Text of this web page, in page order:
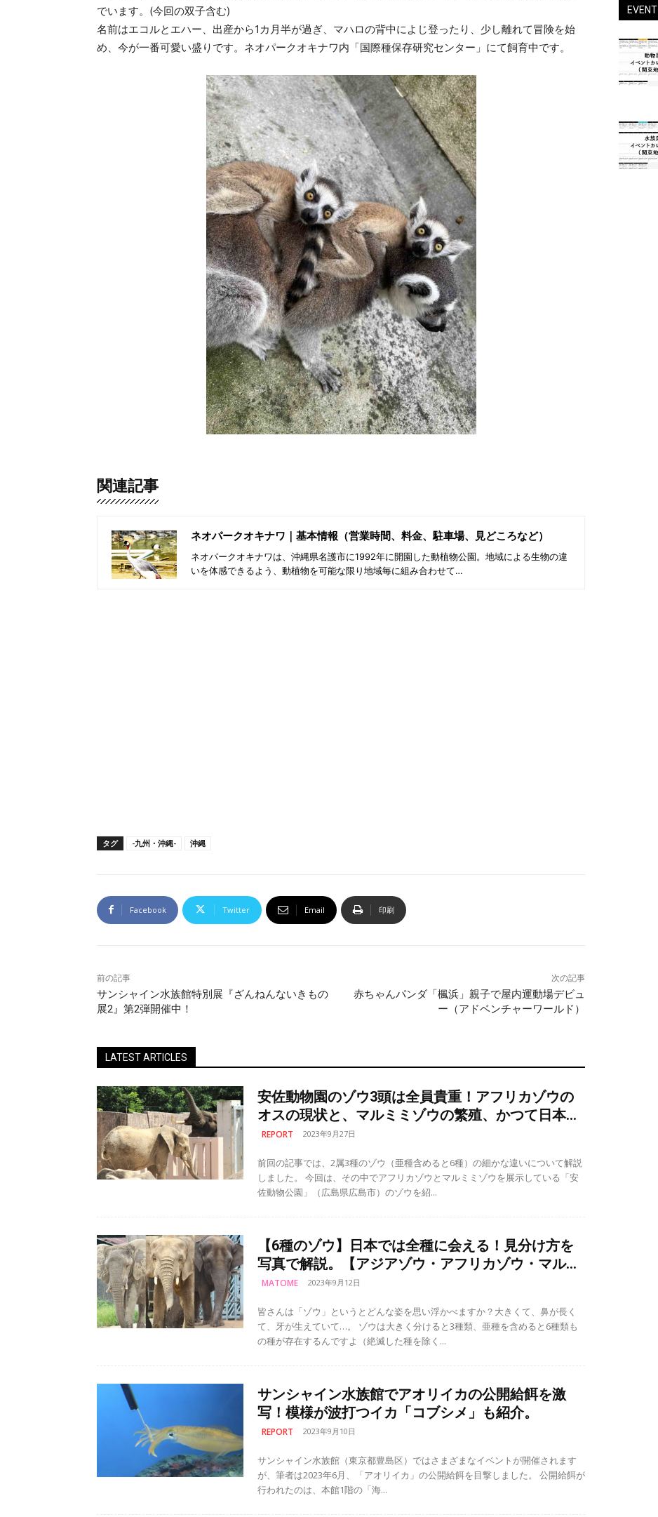
でいます。(今回の双子含む)
名前はエコルとエハー、出産から1カ月半が過ぎ、マハロの背中によじ登ったり、少し離れて冒険を始
め、今が一番可愛い盛りです。ネオパークオキナワ内「国際種保存研究センター」にて飼育中です。
関連記事
ネオパークオキナワ｜基本情報（営業時間、料金、駐車場、見どころなど）
ネオパークオキナワは、沖縄県名護市に1992年に開園した動植物公園。地域による生物の違
いを体感できるよう、動植物を可能な限り地域毎に組み合わせて…
タグ -九州・沖縄- 沖縄
Facebook Twitter Email 印刷
前の記事
サンシャイン水族館特別展『ざんねんないきもの
展2』第2弾開催中！
次の記事
赤ちゃんパンダ「楓浜」親子で屋内運動場デビュ
ー（アドベンチャーワールド）
LATEST ARTICLES
安佐動物園のゾウ3頭は全員貴重！アフリカゾウの
オスの現状と、マルミミゾウの繁殖、かつて日本...
REPORT 2023年9月27日
前回の記事では、2属3種のゾウ（亜種含めると6種）の細かな違いについて解説
しました。 今回は、その中でアフリカゾウとマルミミゾウを展示している「安
佐動物公園」（広島県広島市）のゾウを紹...
【6種のゾウ】日本では全種に会える！見分け方を
写真で解説。【アジアゾウ・アフリカゾウ・マル...
MATOME 2023年9月12日
皆さんは「ゾウ」というとどんな姿を思い浮かべますか？大きくて、鼻が長く
て、牙が生えていて…。 ゾウは大きく分けると3種類、亜種を含めると6種類も
の種が存在するんですよ（絶滅した種を除く...
サンシャイン水族館でアオリイカの公開給餌を激
写！模様が波打つイカ「コブシメ」も紹介。
REPORT 2023年9月10日
サンシャイン水族館（東京都豊島区）ではさまざまなイベントが開催されます
が、筆者は2023年6月、「アオリイカ」の公開給餌を目撃しました。 公開給餌が
行われたのは、本館1階の「海...